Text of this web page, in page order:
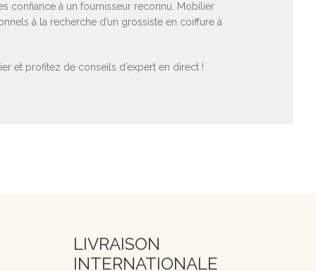
confiance à un fournisseur reconnu. Mobilier
à la recherche d’un grossiste en coiffure à
et profitez de conseils d’expert en direct !
LIVRAISON
INTERNATIONALE